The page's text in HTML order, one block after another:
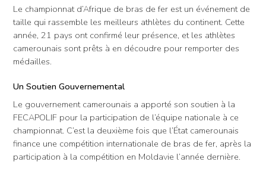
Le championnat d’Afrique de bras de fer est un événement de
taille qui rassemble les meilleurs athlètes du continent. Cette
année, 21 pays ont confirmé leur présence, et les athlètes
camerounais sont prêts à en découdre pour remporter des
médailles.
Un Soutien Gouvernemental
Le gouvernement camerounais a apporté son soutien à la
FECAPOLIF pour la participation de l’équipe nationale à ce
championnat. C’est la deuxième fois que l’État camerounais
finance une compétition internationale de bras de fer, après la
participation à la compétition en Moldavie l’année dernière.